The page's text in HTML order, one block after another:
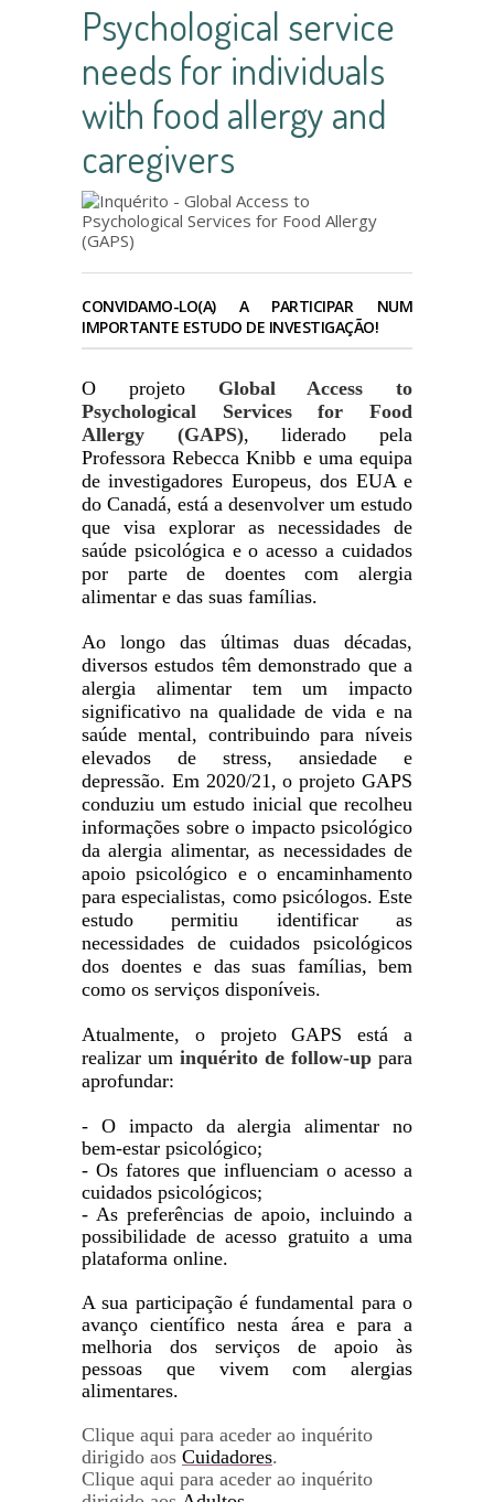
Psychological service
needs for individuals
with food allergy and
caregivers
CONVIDAMO-LO(A) A PARTICIPAR NUM
IMPORTANTE ESTUDO DE INVESTIGAÇÃO!
O projeto Global Access to
Psychological Services for Food
Allergy (GAPS), liderado pela
Professora Rebecca Knibb e uma equipa
de investigadores Europeus, dos EUA e
do Canadá, está a desenvolver um estudo
que visa explorar as necessidades de
saúde psicológica e o acesso a cuidados
por parte de doentes com alergia
alimentar e das suas famílias.
Ao longo das últimas duas décadas,
diversos estudos têm demonstrado que a
alergia alimentar tem um impacto
significativo na qualidade de vida e na
saúde mental, contribuindo para níveis
elevados de stress, ansiedade e
depressão. Em 2020/21, o projeto GAPS
conduziu um estudo inicial que recolheu
informações sobre o impacto psicológico
da alergia alimentar, as necessidades de
apoio psicológico e o encaminhamento
para especialistas, como psicólogos. Este
estudo permitiu identificar as
necessidades de cuidados psicológicos
dos doentes e das suas famílias, bem
como os serviços disponíveis.
Atualmente, o projeto GAPS está a
realizar um inquérito de follow-up para
aprofundar:
- O impacto da alergia alimentar no
bem-estar psicológico;
- Os fatores que influenciam o acesso a
cuidados psicológicos;
- As preferências de apoio, incluindo a
possibilidade de acesso gratuito a uma
plataforma online.
A sua participação é fundamental para o
avanço científico nesta área e para a
melhoria dos serviços de apoio às
pessoas que vivem com alergias
alimentares.
Clique aqui para aceder ao inquérito
dirigido aos Cuidadores.
Clique aqui para aceder ao inquérito